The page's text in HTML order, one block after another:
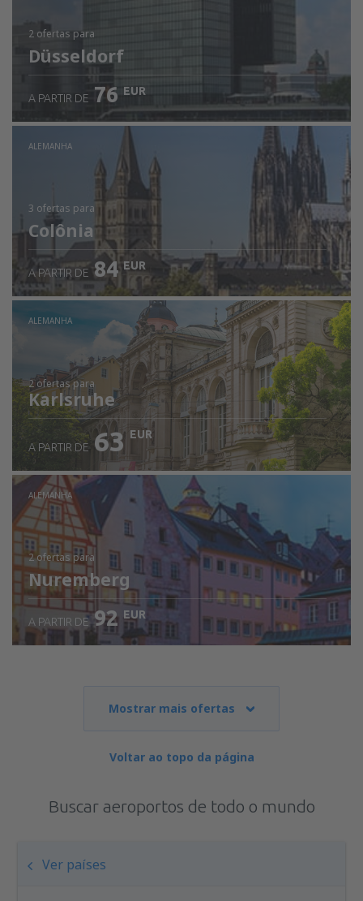
2 ofertas para
Düsseldorf
A PARTIR DE 76 EUR
ALEMANHA
3 ofertas para
Colônia
A PARTIR DE 84 EUR
ALEMANHA
2 ofertaspara
Karlsruhe
A PARTIR DE 63 EUR
ALEMANHA
2 ofertas para
Nuremberg
A PARTIR DE 92 EUR
Mostrar mais ofertas
Voltar ao topo da página
Buscar aeroportos de todo o mundo
Ver países